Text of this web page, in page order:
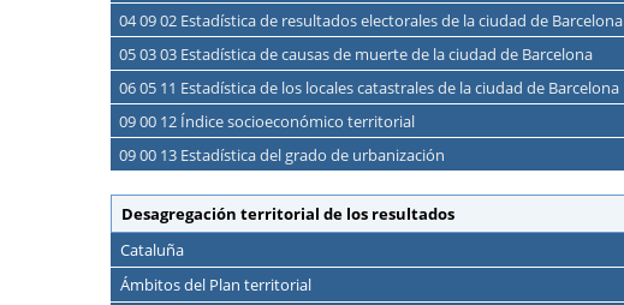
04 09 02 Estadística de resultados electorales de la ciudad de Barcelona
05 03 03 Estadística de causas de muerte de la ciudad de Barcelona
06 05 11 Estadística de los locales catastrales de la ciudad de Barcelona
09 00 12 Índice socioeconómico territorial
09 00 13 Estadística del grado de urbanización
Desagregación territorial de los resultados
Cataluña
Ámbitos del Plan territorial